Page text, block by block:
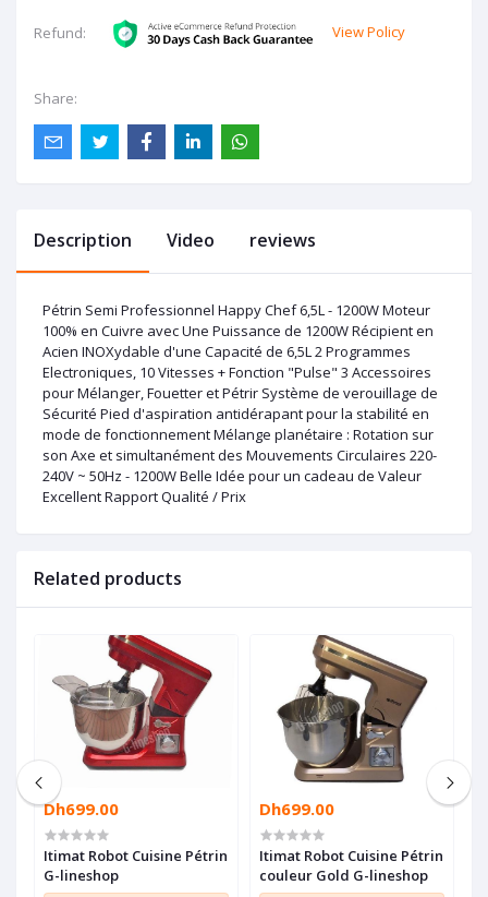
Refund: View Policy
Share:
Description Video reviews
Pétrin Semi Professionnel Happy Chef 6,5L - 1200W Moteur
100% en Cuivre avec Une Puissance de 1200W Récipient en
Acien INOXydable d'une Capacité de 6,5L 2 Programmes
Electroniques, 10 Vitesses + Fonction "Pulse" 3 Accessoires
pour Mélanger, Fouetter et Pétrir Système de verouillage de
Sécurité Pied d'aspiration antidérapant pour la stabilité en
mode de fonctionnement Mélange planétaire : Rotation sur
son Axe et simultanément des Mouvements Circulaires 220-
240V ~ 50Hz - 1200W Belle Idée pour un cadeau de Valeur
Excellent Rapport Qualité / Prix
Related products
Dh699.00
Itimat Robot Cuisine Pétrin
G-lineshop
Dh699.00
Itimat Robot Cuisine Pétrin
couleur Gold G-lineshop